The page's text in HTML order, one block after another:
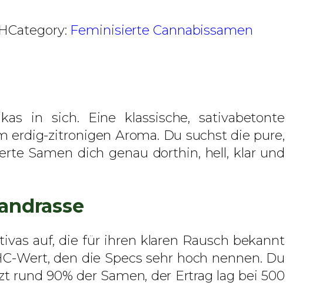
Category: Feminisierte Cannabissamen
in sich. Eine klassische, sativabetonte
erdig-zitronigen Aroma. Du suchst die pure,
Samen dich genau dorthin, hell, klar und
auf, die für ihren klaren Rausch bekannt
Wert, den die Specs sehr hoch nennen. Du
90% der Samen, der Ertrag lag bei 500